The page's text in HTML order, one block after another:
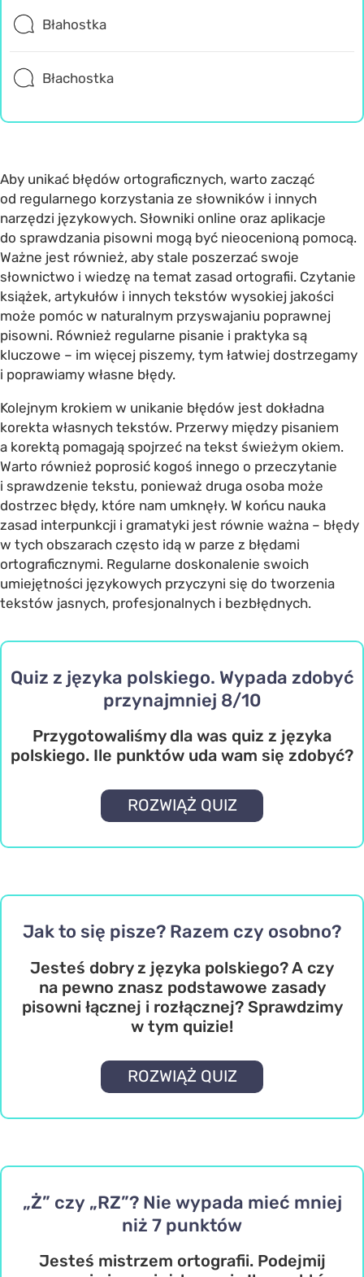
Błahostka
Błachostka
Aby unikać błędów ortograficznych, warto zacząć
od regularnego korzystania ze słowników i innych
narzędzi językowych. Słowniki online oraz aplikacje
do sprawdzania pisowni mogą być nieocenioną pomocą.
Ważne jest również, aby stale poszerzać swoje
słownictwo i wiedzę na temat zasad ortografii. Czytanie
książek, artykułów i innych tekstów wysokiej jakości
może pomóc w naturalnym przyswajaniu poprawnej
pisowni. Również regularne pisanie i praktyka są
kluczowe – im więcej piszemy, tym łatwiej dostrzegamy
i poprawiamy własne błędy.
Kolejnym krokiem w unikanie błędów jest dokładna
korekta własnych tekstów. Przerwy między pisaniem
a korektą pomagają spojrzeć na tekst świeżym okiem.
Warto również poprosić kogoś innego o przeczytanie
i sprawdzenie tekstu, ponieważ druga osoba może
dostrzec błędy, które nam umknęły. W końcu nauka
zasad interpunkcji i gramatyki jest równie ważna – błędy
w tych obszarach często idą w parze z błędami
ortograficznymi. Regularne doskonalenie swoich
umiejętności językowych przyczyni się do tworzenia
tekstów jasnych, profesjonalnych i bezbłędnych.
Quiz z języka polskiego. Wypada zdobyć
przynajmniej 8/10
Przygotowaliśmy dla was quiz z języka
polskiego. Ile punktów uda wam się zdobyć?
ROZWIĄŻ QUIZ
Jak to się pisze? Razem czy osobno?
Jesteś dobry z języka polskiego? A czy
na pewno znasz podstawowe zasady
pisowni łącznej i rozłącznej? Sprawdzimy
w tym quizie!
ROZWIĄŻ QUIZ
„Ż” czy „RZ”? Nie wypada mieć mniej
niż 7 punktów
Jesteś mistrzem ortografii. Podejmij